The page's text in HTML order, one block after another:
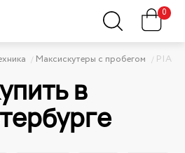
0
Максискутеры с пробегом
в